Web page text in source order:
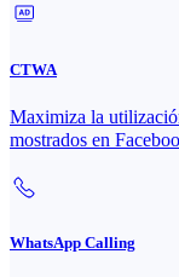
CTWA
Maximiza la
mostrados en
WhatsApp Calling